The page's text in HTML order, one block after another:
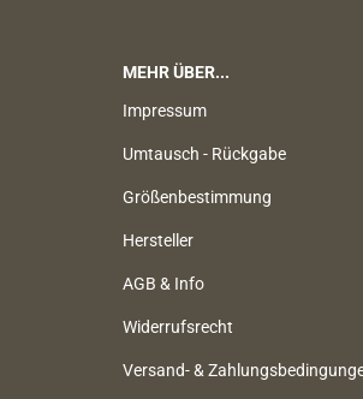
MEHR ÜBER...
Impressum
Umtausch - Rückgabe
Größenbestimmung
Hersteller
AGB & Info
Widerrufsrecht
Versand- &